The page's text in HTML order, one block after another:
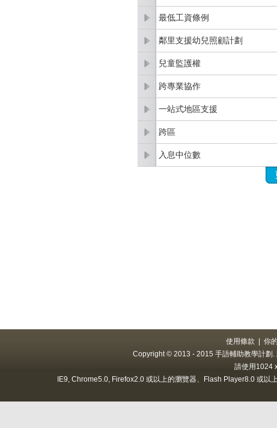
最低工資條例
鄰里支援幼兒照顧計劃
兒童監護權
跨專業協作
一站式地區支援
跨區
入息中位數
使用條款 你
Copyright © 2013 - 2015 手語輔助教學計劃.
請使用1024
IE9, Chrome5.0, Firefox2.0 或以上的瀏覽器、Flash Player8.0 或以